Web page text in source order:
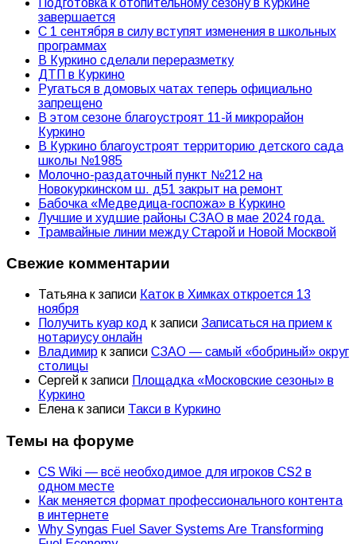
завершается
С 1 сентября в силу вступят изменения в школьных
программах
В Куркино сделали переразметку
ДТП в Куркино
Ругаться в домовых чатах теперь официально
запрещено
В этом сезоне благоустроят 11-й микрорайон
Куркино
В Куркино благоустроят территорию детского сада
школы №1985
Молочно-раздаточный пункт №212 на
Новокуркинском ш. д51 закрыт на ремонт
Бабочка «Медведица-госпожа» в Куркино
Лучшие и худшие районы СЗАО в мае 2024 года.
Трамвайные линии между Старой и Новой Москвой
Свежие комментарии
Татьяна к записи Каток в Химках откроется 13
ноября
Получить куар код к записи Записаться на прием к
нотариусу онлайн
Владимир к записи СЗАО — самый «бобриный» округ
столицы
Сергей к записи Площадка «Московские сезоны» в
Куркино
Елена к записи Такси в Куркино
Темы на форуме
CS Wiki — всё необходимое для игроков CS2 в
одном месте
Как меняется формат профессионального контента
в интернете
Why Syngas Fuel Saver Systems Are Transforming